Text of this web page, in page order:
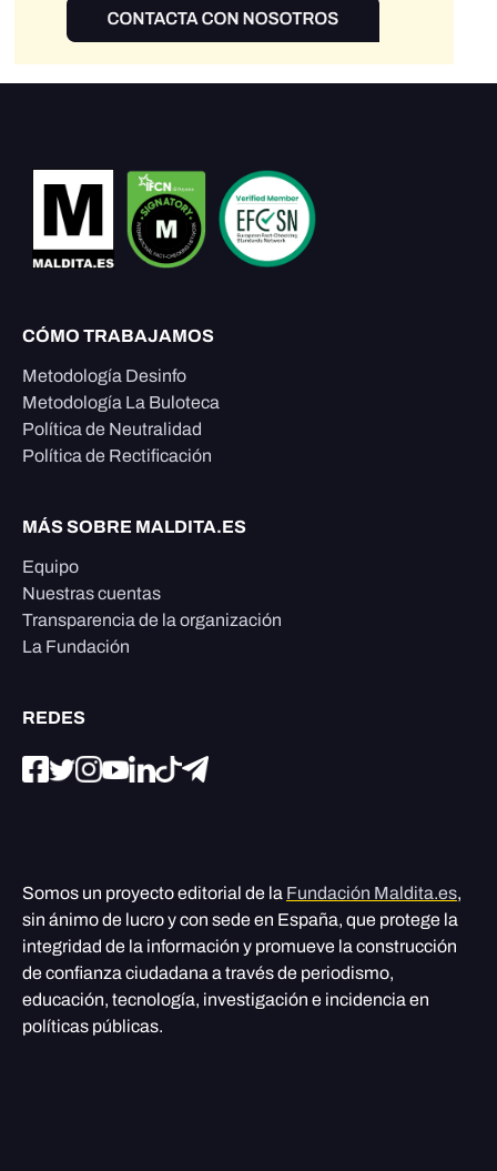
CÓMO TRABAJAMOS
Metodología Desinfo
Metodología La Buloteca
Política de Neutralidad
Política de Rectificación
MÁS SOBRE MALDITA.ES
Equipo
Nuestras cuentas
Transparencia de la organización
La Fundación
REDES
Somos un proyecto editorial de la Fundación Maldita.es,
sin ánimo de lucro y con sede en España, que protege la
integridad de la información y promueve la construcción
de confianza ciudadana a través de periodismo,
educación, tecnología, investigación e incidencia en
políticas públicas.